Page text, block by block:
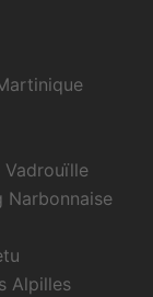
Narbonnaise
Alpilles